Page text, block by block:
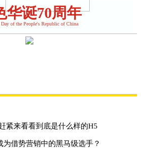
华诞70周年
of the People's Republic of China
紧来看看到底是什么样的H5
为借势营销中的黑马级选手？